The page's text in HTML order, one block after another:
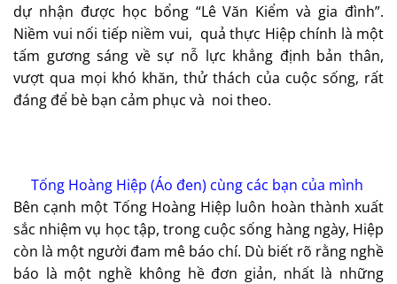
dự nhận được học bổng “Lê Văn Kiểm và gia đình”.
Niềm vui nối tiếp niềm vui, quả thực Hiệp chính là một
tấm gương sáng về sự nỗ lực khẳng định bản thân,
vượt qua mọi khó khăn, thử thách của cuộc sống, rất
đáng để bè bạn cảm phục và noi theo.
Tống Hoàng Hiệp (Áo đen) cùng các bạn của mình
Bên cạnh một Tống Hoàng Hiệp luôn hoàn thành xuất
sắc nhiệm vụ học tập, trong cuộc sống hàng ngày, Hiệp
còn là một người đam mê báo chí. Dù biết rõ rằng nghề
báo là một nghề không hề đơn giản, nhất là những